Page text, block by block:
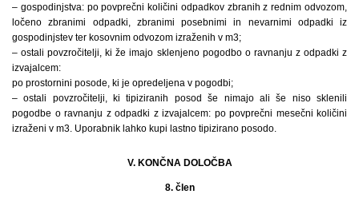
– gospodinjstva: po povprečni količini odpadkov zbranih z rednim odvozom,
ločeno zbranimi odpadki, zbranimi posebnimi in nevarnimi odpadki iz
gospodinjstev ter kosovnim odvozom izraženih v m3;
– ostali povzročitelji, ki že imajo sklenjeno pogodbo o ravnanju z odpadki z
izvajalcem:
po prostornini posode, ki je opredeljena v pogodbi;
– ostali povzročitelji, ki tipiziranih posod še nimajo ali še niso sklenili
pogodbe o ravnanju z odpadki z izvajalcem: po povprečni mesečni količini
izraženi v m3. Uporabnik lahko kupi lastno tipizirano posodo.
V. KONČNA DOLOČBA
8. člen